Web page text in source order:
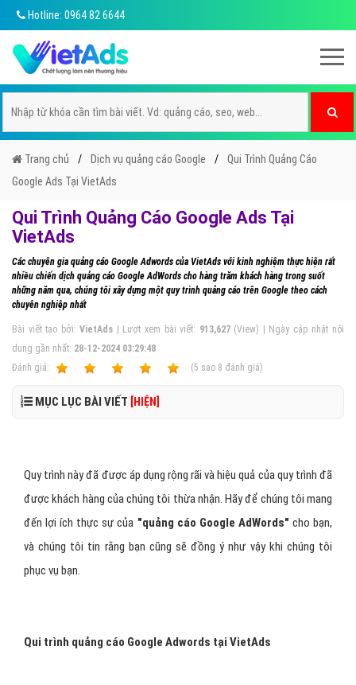
Hotline: 0964 82 6644
Trang chủ Dịch vụ quảng cáo Google
Qui Trình Quảng Cáo
Google Ads Tại VietAds
Qui Trình Quảng Cáo Google Ads Tại
VietAds
Các chuyên gia quảng cáo Google Adwords của VietAds với kinh nghiệm thực hiện rất
nhiều chiến dịch quảng cáo Google AdWords cho hàng trăm khách hàng trong suốt
những năm qua, chúng tôi xây dựng một quy trình quảng cáo trên Google theo cách
chuyên nghiệp nhất
Bài viết tạo bởi:VietAds | Lượt xem bài viết: 913,627(View) | Ngày cập nhật nội
dung gần nhất: 28-12-2024 03:29:48
Ðánh giá:
(5 sao 8 đánh giá)
MỤC LỤC BÀI VIẾT [HIỆN]
Quy trình này đã được áp dụng rộng rãi và hiệu quả của quy trình đã
được khách hàng của chúng tôi thừa nhận. Hãy để chúng tôi mang
đến lợi ích thực sự của "quảng cáo Google AdWords" cho bạn,
và chúng tôi tin rằng bạn cũng sẽ đồng ý như vậy khi chúng tôi
phục vụ bạn.
Qui trình quảng cáo Google Adwords tại VietAds